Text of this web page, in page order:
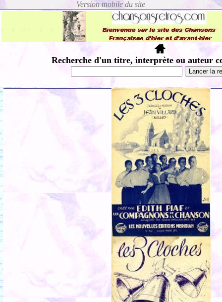
Recherche d'un titre, interprète ou auteur